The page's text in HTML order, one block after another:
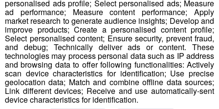
personalised ads profile; Select personalised ads; Measure
ad performance; Measure content performance; Apply
market research to generate audience insights; Develop and
improve products; Create a personalised content profile;
Select personalised content; Ensure security, prevent fraud,
and debug; Technically deliver ads or content. These
technologies may process personal data such as IP address
and browsing data to offer following functionalities: Actively
scan device characteristics for identification; Use precise
geolocation data; Match and combine offline data sources;
Link different devices; Receive and use automatically-sent
device characteristics for identification.